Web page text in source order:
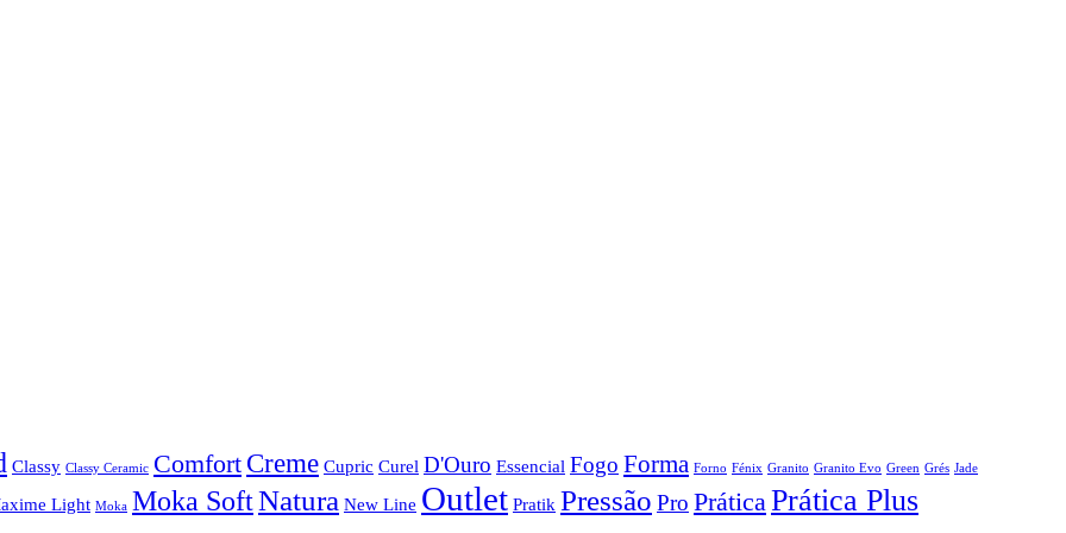
Classy Classy Ceramic Comfort Creme Cupric Curel D'Ouro Essencial Fogo Forma Forno Fénix Granito Granito Evo Green Grés Jade
Light Moka Moka SoftNatura New Line Outlet Pratik Pressão Pro PráticaPrática Plus